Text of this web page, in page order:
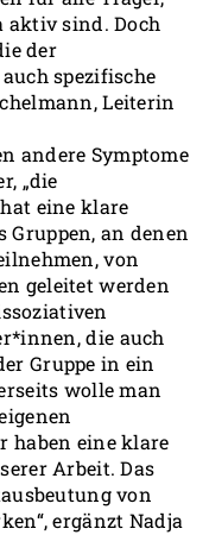
aktiv sind. Doch
der
spezifische
Leiterin
andere Symptome
„die
eine klare
Gruppen, an denen
von
geleitet werden
die auch
Gruppe in ein
wolle man
haben eine klare
Arbeit. Das
von
ergänzt Nadja